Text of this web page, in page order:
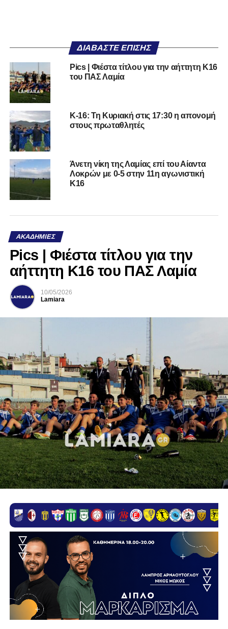
ΔΙΑΒΆΣΤΕ ΕΠΊΣΗΣ
Pics | Φιέστα τίτλου για την αήττητη Κ16
του ΠΑΣ Λαμία
Κ-16: Τη Κυριακή στις 17:30 η απονομή
στους πρωταθλητές
Άνετη νίκη της Λαμίας επί του Αίαντα
Λοκρών με 0-5 στην 11η αγωνιστική
Κ16
ΑΚΑΔΗΜΊΕΣ
Pics | Φιέστα τίτλου για την
αήττητη Κ16 του ΠΑΣ Λαμία
10/05/2026
Lamiara